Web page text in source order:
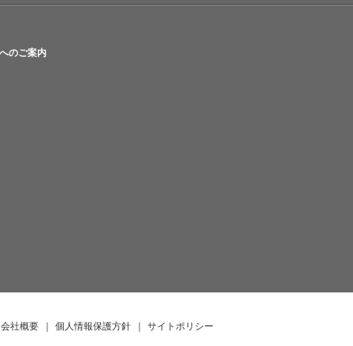
のご案内
会社概要 ｜ 個人情報保護方針 ｜ サイトポリシー